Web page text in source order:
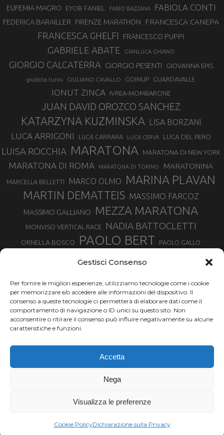
Gestisci Consenso
Per fornire le migliori esperienze, utilizziamo tecnologie come i cookie
per memorizzare e/o accedere alle informazioni del dispositivo. Il
consenso a queste tecnologie ci permetterà di elaborare dati come il
comportamento di navigazione o ID unici su questo sito. Non
acconsentire o ritirare il consenso può influire negativamente su alcune
caratteristiche e funzioni.
Accetta
Nega
Visualizza le preferenze
Cookie PolicyDichiarazione sulla Privacy
EUFEMIA MAGRO EYOB FANIEL FABIO BAZZANA FABIOLA CONTI
FEDERICA BARAILLER FIRENZE MARATHON FRANCESCA CANEPA
FRANCESCA GHELFI FRANCESCO PUPPI
GABRIELE ABATE GIANLUCA GHIANO
GIORGIO CALCATERRA GIORGIO PESENTI GIOVANNA EPIS
giuditta turini GIULIANO CAVALLO GOINUP GUARDAVALLE
IONUT ZINCA IVREA-MOMBARONE
JUAN DAVID OROZCO SANCHEZ
KATARZYNA KUZMINSKA LISA BORZANI
LUCA ARRIGONI LUCA CARRARA LUCA CERVA LUCA DEL PERO
LUISA ROCCHIA MARATONA MARATONA DI NEW YORK
MARATONA DI ROMA MARATONA DI TORINO MARATONINA
MARCELLA BELLETTI MARCO OLMO MARINA PLAVAN
MARTIN DEMATTEIS MASSIMO FARCOZ
MASSIMO GALLIANO MEZZA MARATONA
MONVISO VERTICAL RACE NADIA BATTOCLETTI
ORNELLA BOSCO PAOLO BERT PAOLO GALLO
SILVIA SERAFINI SONIA GLAREY TAVAGNASCO TOR DES GEANTS
TOUR MONVISO TRAIL TRAIL MONTE CASTO TROFEO KIMA
TURIN MARATHON URBAN ZEMMER VAL DI FASSA RUNNING
VALENTINA BELOTTI
VENICE MARATHON
XAVIER CHEVRIER
YEMAN CRIPPA
Chi siamo | Termini d'uso | Privacy |